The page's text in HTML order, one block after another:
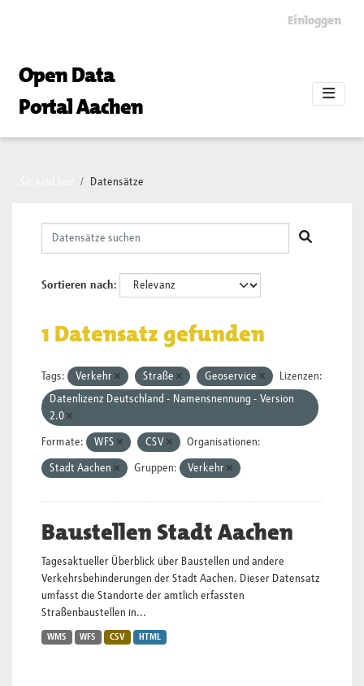
Einloggen
Open Data
Portal Aachen
Datensätze
Sortieren nach
1 Datensatz gefunden
Tags: Verkehr Straße Geoservice
Lizenzen:
Datenlizenz Deutschland - Namensnennung - Version
2.0
Formate: WFS CSV Organisationen:
Stadt Aachen Gruppen: Verkehr
Baustellen Stadt Aachen
Tagesaktueller Überblick über Baustellen und andere
Verkehrsbehinderungen der Stadt Aachen. Dieser Datensatz
umfasst die Standorte der amtlich erfassten
Straßenbaustellen in...
WMS WFS CSV HTML